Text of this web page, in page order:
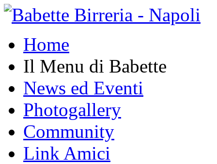
Home
Il Menu di Babette
News ed Eventi
Photogallery
Community
Link Amici